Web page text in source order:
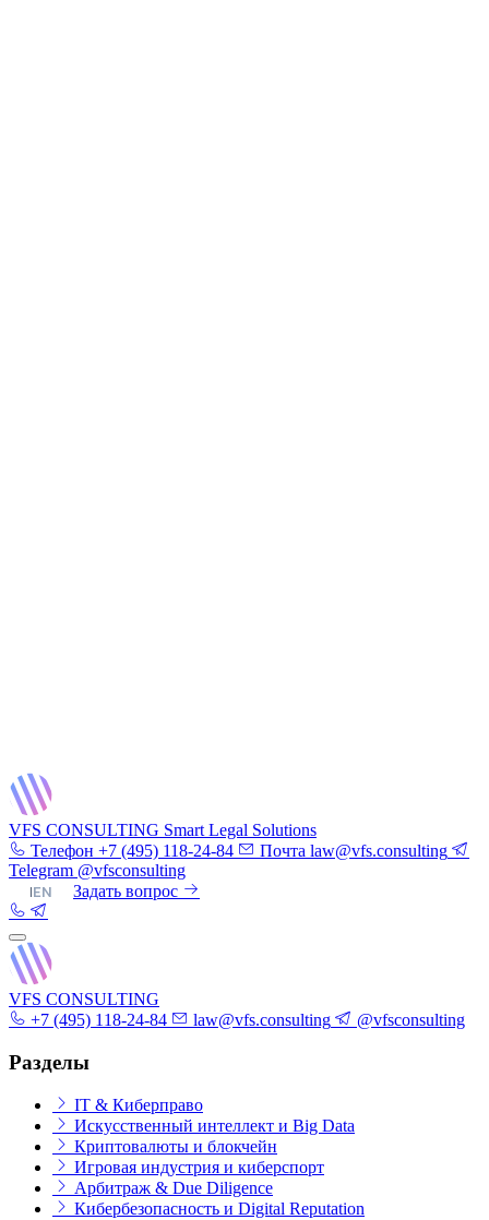
VFS CONSULTING Smart Legal Solutions
Телефон +7 (495) 118-24-84 Почта law@vfs.consulting
Telegram @vfsconsulting
|EN Задать вопрос
VFS CONSULTING
+7 (495) 118-24-84
law@vfs.consulting @vfsconsulting
Разделы
IT & Киберправо
Искусственный интеллект и Big Data
Криптовалюты и блокчейн
Игровая индустрия и киберспорт
Арбитраж & Due Diligence
Кибербезопасность и Digital Reputation